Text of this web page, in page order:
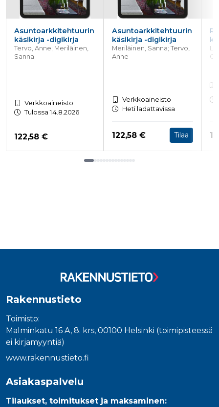
Asuntoarkkitehtuurin
käsikirja -digikirja
Tervo, Anne; Meriläinen,
Sanna
Verkkoaineisto
Tulossa 14.8.2026
Hinta nyt
122,58 €
Asuntoarkkitehtuurin
käsikirja -digikirja
Meriläinen, Sanna; Tervo,
Anne
Verkkoaineisto
Heti ladattavissa
Hinta nyt
122,58 € Tilaa
Rakennustieto
Toimisto:
Malminkatu 16 A, 8. krs, 00100 Helsinki (toimipisteessä
ei kirjamyyntiä)
www.rakennustieto.fi
Asiakaspalvelu
Tilaukset, toimitukset ja maksaminen: